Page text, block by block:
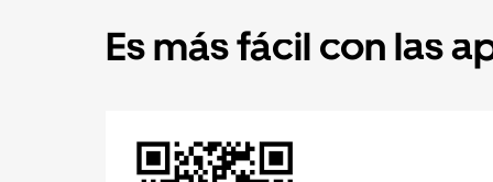
Es más fácil con las